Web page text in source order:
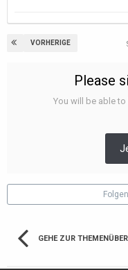
VORHERIGE
Please
You will be able
GEHE ZUR